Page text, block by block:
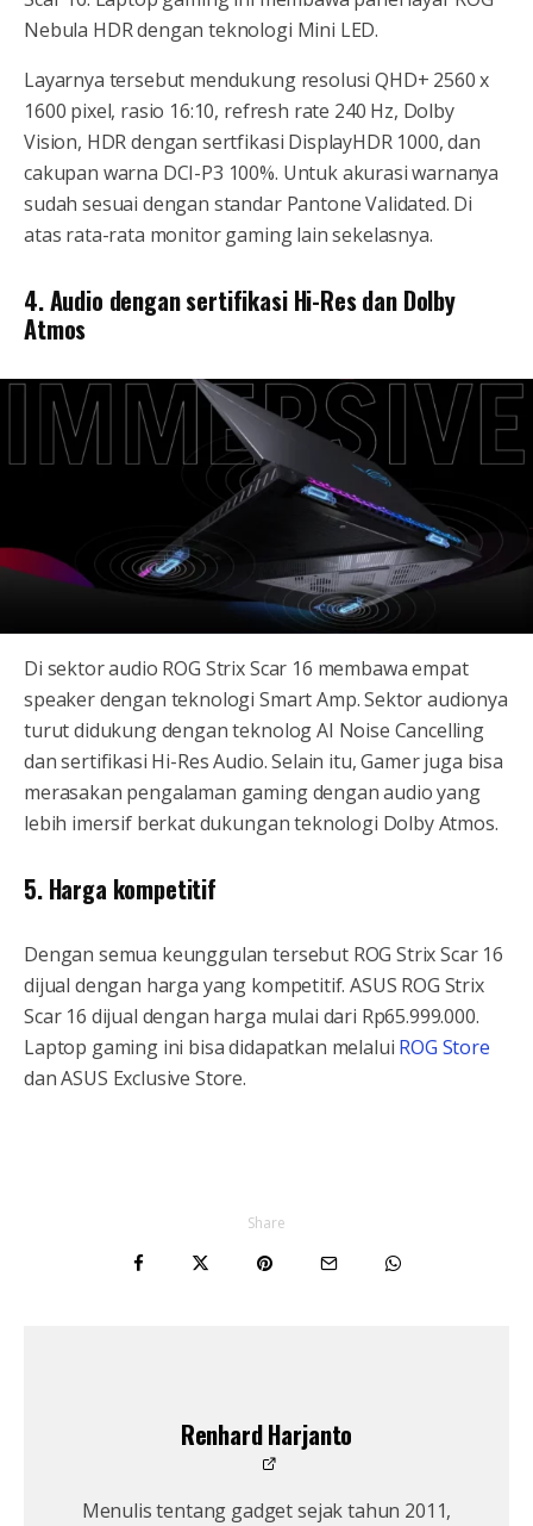
Nebula HDR dengan teknologi Mini LED.
Layarnya tersebut mendukung resolusi QHD+ 2560 x
1600 pixel, rasio 16:10, refresh rate 240 Hz, Dolby
Vision, HDR dengan sertfikasi DisplayHDR 1000, dan
cakupan warna DCI-P3 100%. Untuk akurasi warnanya
sudah sesuai dengan standar Pantone Validated. Di
atas rata-rata monitor gaming lain sekelasnya.
4. Audio dengan sertifikasi Hi-Res dan Dolby
Atmos
Di sektor audio ROG Strix Scar 16 membawa empat
speaker dengan teknologi Smart Amp. Sektor audionya
turut didukung dengan teknolog AI Noise Cancelling
dan sertifikasi Hi-Res Audio. Selain itu, Gamer juga bisa
merasakan pengalaman gaming dengan audio yang
lebih imersif berkat dukungan teknologi Dolby Atmos.
5. Harga kompetitif
Dengan semua keunggulan tersebut ROG Strix Scar 16
dijual dengan harga yang kompetitif. ASUS ROG Strix
Scar 16 dijual dengan harga mulai dari Rp65.999.000.
Laptop gaming ini bisa didapatkan melalui ROG Store
dan ASUS Exclusive Store.
Share
Renhard Harjanto
Menulis tentang gadget sejak tahun 2011,